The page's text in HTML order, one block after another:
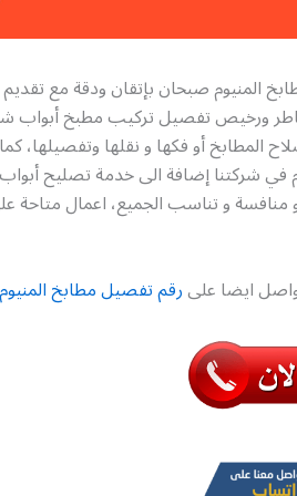
المنيوم صبحان بإتقان ودقة مع
ورخيص تفصيل تركيب مطبخ أبواب
المطابخ أو فكها و نقلها وتفصيلها،
في شركتنا إضافة الى خدمة تصليح
و تناسب الجميع، اعمال متاحة
ايضا علىرقم تفصيل مطابخ